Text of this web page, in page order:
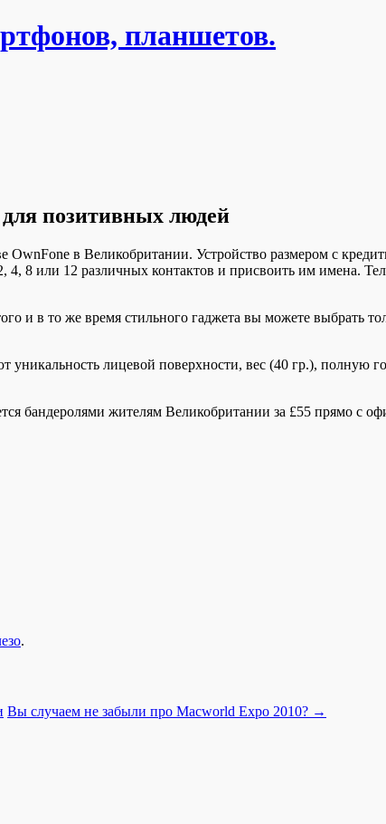
планшетов.
позитивных людей
OwnFone в Великобритании. Устройство размером с
8 или 12 различных контактов и присвоить им имена.
и в то же время стильного гаджета вы можете выбрать
лицевой поверхности, вес (40 гр.), полную
бандеролями жителям Великобритании за £55 прямо c
.
Вы случаем не забыли про Macworld Expo 2010? →